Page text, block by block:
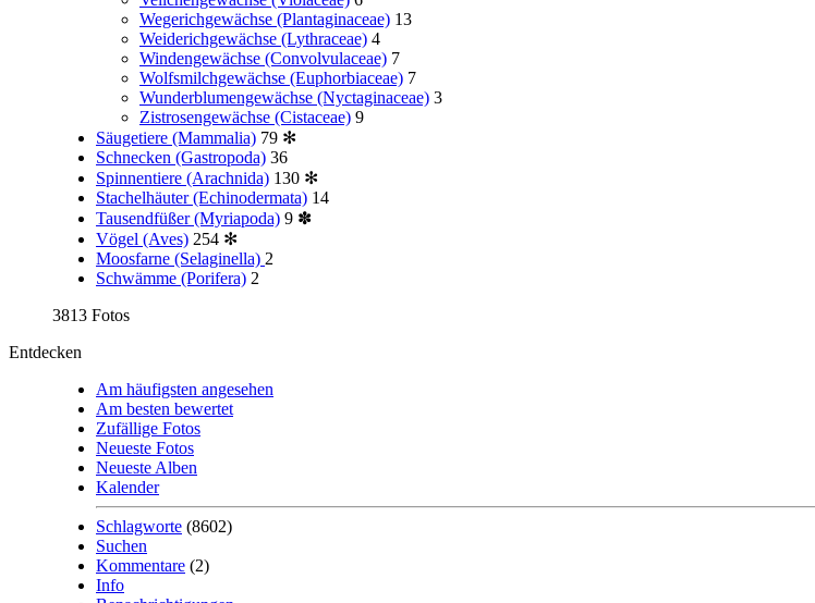
Wegerichgewächse (Plantaginaceae) 13
Weiderichgewächse (Lythraceae) 4
Windengewächse (Convolvulaceae) 7
Wolfsmilchgewächse (Euphorbiaceae) 7
Wunderblumengewächse (Nyctaginaceae) 3
Zistrosengewächse (Cistaceae) 9
Säugetiere (Mammalia) 79 ✻
Schnecken (Gastropoda) 36
Spinnentiere (Arachnida) 130 ✻
Stachelhäuter (Echinodermata) 14
Tausendfüßer (Myriapoda) 9 ✽
Vögel (Aves) 254 ✻
Moosfarne (Selaginella) 2
Schwämme (Porifera) 2
3813 Fotos
Entdecken
Am häufigsten angesehen
Am besten bewertet
Zufällige Fotos
Neueste Fotos
Neueste Alben
Kalender
Schlagworte (8602)
Suchen
Kommentare (2)
Info